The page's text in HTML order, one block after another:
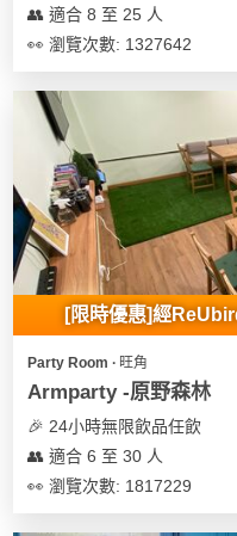
及
拍
餐
BBQ
場
地
奇
玩
驗
👥 適合 8 至 25 人
👀 瀏覽次數: 1327642
[限時優惠]經
Party Room ∙ 旺角
Armparty -原野森林
🎉 24小時無限飲品任飲
👥 適合 6 至 30 人
👀 瀏覽次數: 1817229